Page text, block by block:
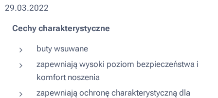
29.03.2022
Cechy charakterystyczne
buty wsuwane
zapewniają wysoki poziom bezpieczeństwa i
komfort noszenia
zapewniają ochronę charakterystyczną dla